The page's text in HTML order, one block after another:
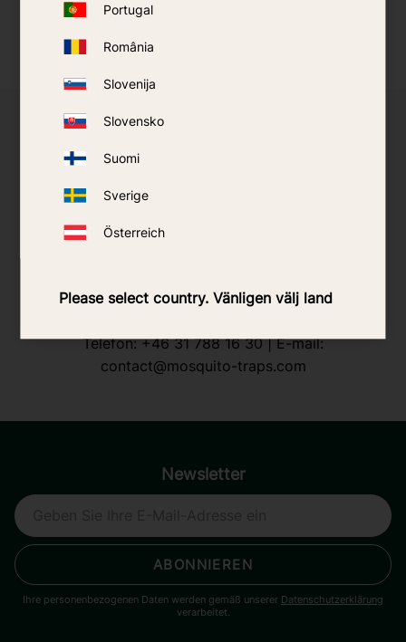
Portugal
România
Slovenija
Slovensko
Suomi
Sverige
Österreich
Please select country. Vänligen välj land
Produkte werden?
Wir bieten kleineren Wiederverkäufern Zugang zu
Produkten von Predator, SkeeterVac und AMT. Der
Vertrieb erfolgt über uns in Zusammenarbeit mit dem
Ersatzteile. Kontaktieren Sie uns gerne für weitere
Informationen oder eine aktuelle Preisliste.
Telefon:+46 31 788 16 30| E-mail:
contact@mosquito-traps.com
Newsletter
ABONNIEREN
Ihre personenbezogenen Daten werden gemäß unserer Datenschutzerklärung
verarbeitet.